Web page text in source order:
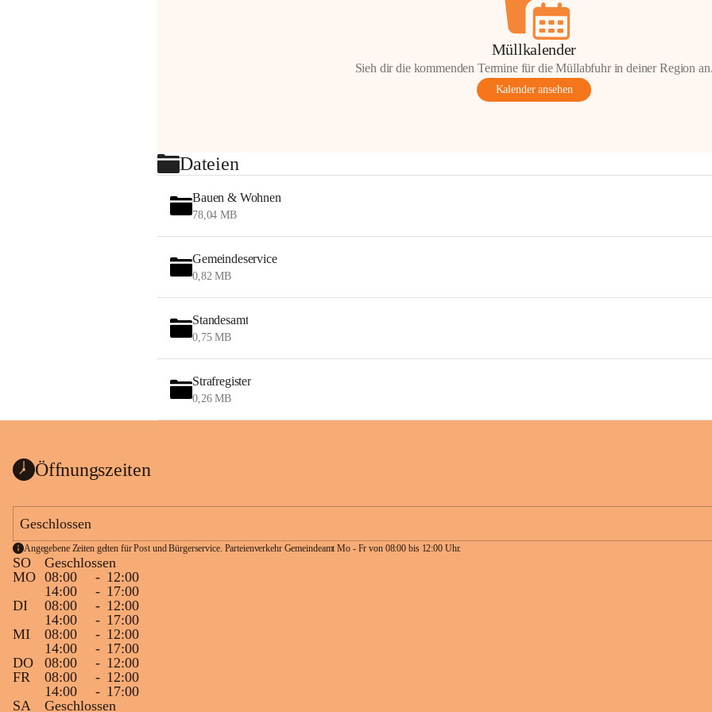
Müllkalender
Sieh dir die kommenden Termine für die Müllabfuhr in deiner Region
Kalender ansehen
Dateien
Bauen & Wohnen
78,04 MB
Gemeindeservice
0,82 MB
Standesamt
0,75 MB
Strafregister
0,26 MB
Öffnungszeiten
Geschlossen
Angegebene Zeiten gelten für Post und Bürgerservice. Parteienverkehr Gemeindeamt Mo - Fr von 08:00 bis 12:00 Uhr.
SO
Geschlossen
MO 08:00 - 12:00
14:00
- 17:00
DI
08:00 - 12:00
14:00
- 17:00
MI
08:00 - 12:00
14:00
- 17:00
DO
08:00 - 12:00
FR
08:00 - 12:00
14:00
- 17:00
SA
Geschlossen